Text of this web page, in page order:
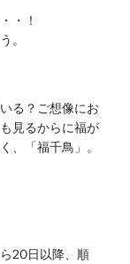
・！
。
る？ ご想像にお
見るからに福が
、「福千鳥」。
20日以降、 順